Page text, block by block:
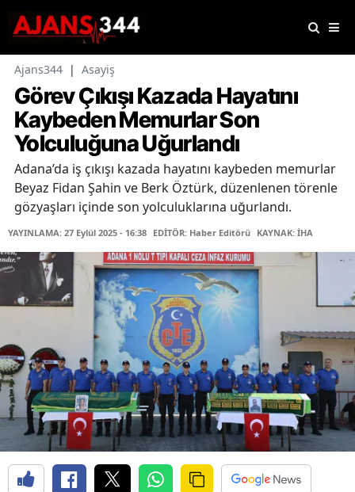
Ajans344 | Asayiş
Görev Çıkışı Kazada Hayatını
Kaybeden Memurlar Son
Yolculuğuna Uğurlandı
Adana’da iş çıkışı kazada hayatını kaybeden memurlar
Beyaz Fidan Şahin ve Berk Öztürk, düzenlenen törenle
gözyaşları içinde son yolculuklarına uğurlandı.
YAYINLAMA: 27 Eylül 2025 - 16:38 EDİTÖR: Haber Editörü KAYNAK: İHA